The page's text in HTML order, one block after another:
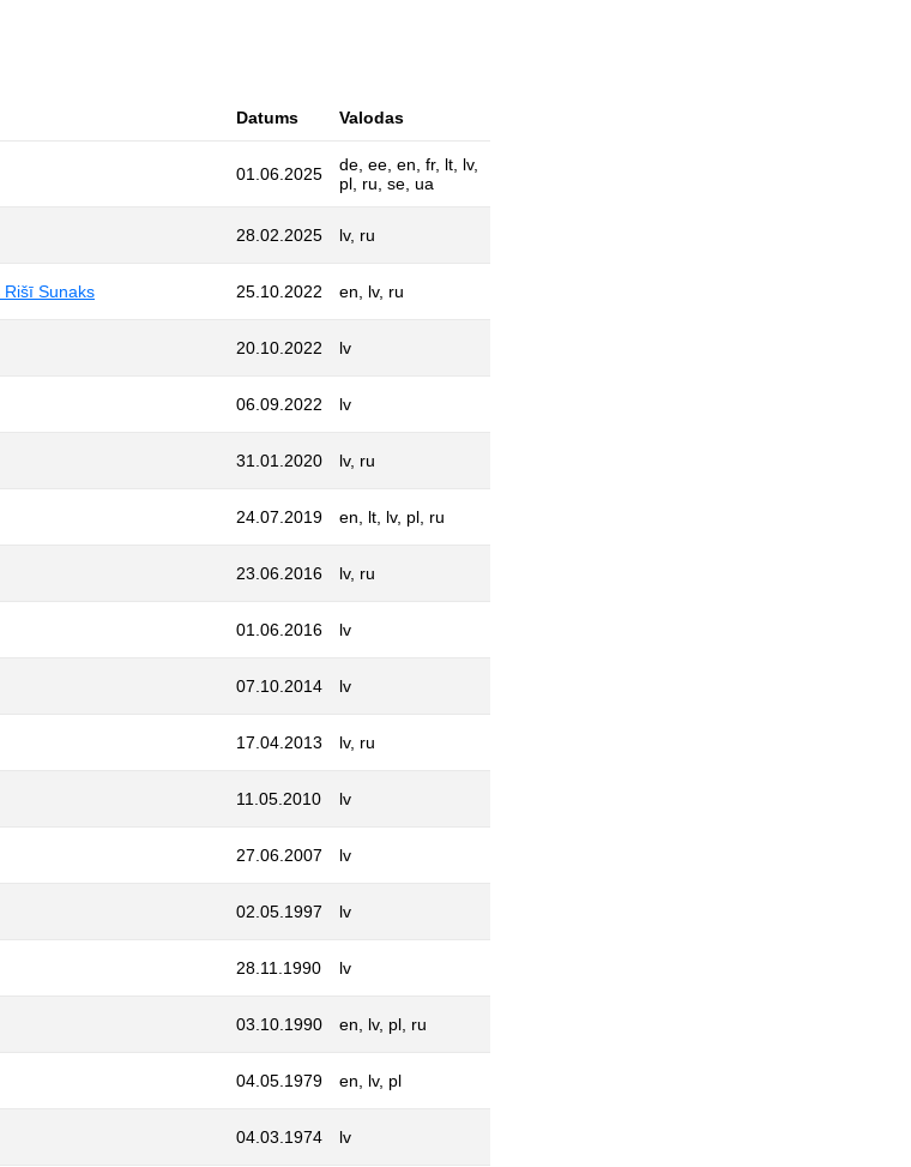
Datums Valodas
01.06.2025
de, ee, en, fr, lt, lv,
pl, ru, se, ua
28.02.2025 lv, ru
Sunaks 25.10.2022 en, lv, ru
20.10.2022 lv
06.09.2022 lv
31.01.2020 lv, ru
24.07.2019 en, lt, lv, pl, ru
23.06.2016 lv, ru
01.06.2016 lv
07.10.2014 lv
17.04.2013 lv, ru
11.05.2010 lv
27.06.2007 lv
02.05.1997 lv
28.11.1990 lv
03.10.1990 en, lv, pl, ru
04.05.1979 en, lv, pl
04.03.1974 lv